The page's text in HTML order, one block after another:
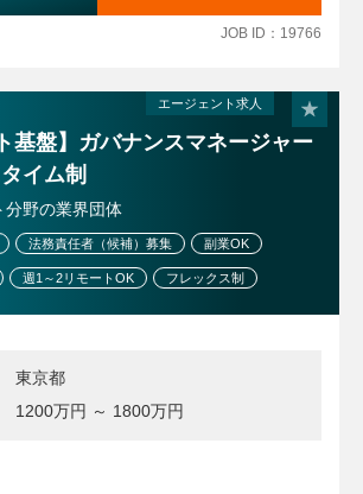
て以下の業務をご担当いただきます。
個々の開発プロジェクトに参加
発品目に関係する先発メーカーの特許抽
構築、FTO調査の外部専門家との折衝
ける開発部門および外部事務所との折衝
宅勤務が可能です。
JOB ID：19766
エージェント求人
基盤】ガバナンスマネージャー
イム制
分野の業界団体
法務責任者（候補）募集 副業OK
週1～2リモートOK フレックス制
東京都
1200万円 ～ 1800万円